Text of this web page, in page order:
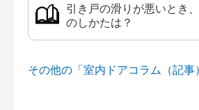
引き戸の滑りが悪いとき
のしかたは？
その他の「室内ドアコラム（記事